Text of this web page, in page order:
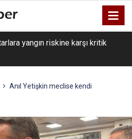
çıkan otomobil karşı şeride geçti:
Anıl Yetişkin meclise kendi